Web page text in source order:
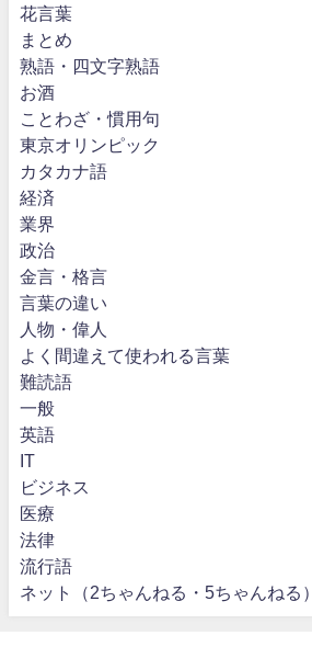
花言葉
まとめ
熟語・四文字熟語
お酒
ことわざ・慣用句
東京オリンピック
カタカナ語
経済
業界
政治
金言・格言
言葉の違い
人物・偉人
よく間違えて使われる言葉
難読語
一般
英語
IT
ビジネス
医療
法律
流行語
ネット（2ちゃんねる・5ちゃんねる）